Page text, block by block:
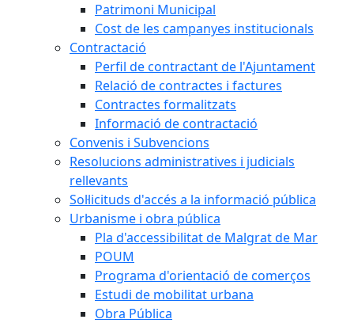
Patrimoni Municipal
Cost de les campanyes institucionals
Contractació
Perfil de contractant de l'Ajuntament
Relació de contractes i factures
Contractes formalitzats
Informació de contractació
Convenis i Subvencions
Resolucions administratives i judicials
rellevants
Sol·licituds d'accés a la informació pública
Urbanisme i obra pública
Pla d'accessibilitat de Malgrat de Mar
POUM
Programa d'orientació de comerços
Estudi de mobilitat urbana
Obra Pública